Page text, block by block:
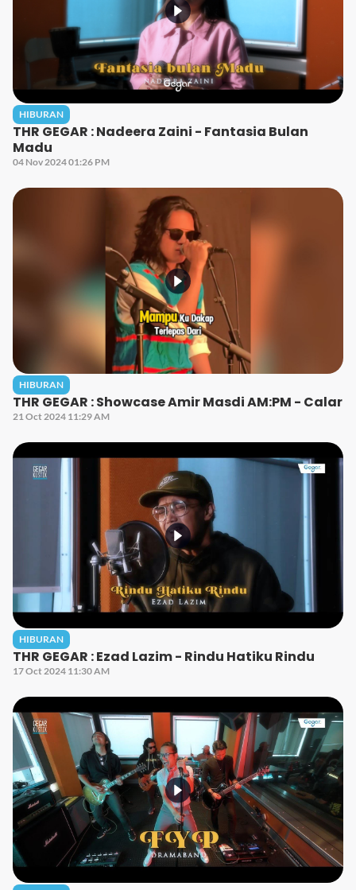
HIBURAN
THR GEGAR : Nadeera Zaini - Fantasia Bulan
Madu
04 Nov 2024 01:26 PM
HIBURAN
THR GEGAR : Showcase Amir Masdi AM:PM - Calar
21 Oct 2024 11:29 AM
HIBURAN
THR GEGAR : Ezad Lazim - Rindu Hatiku Rindu
17 Oct 2024 11:30 AM